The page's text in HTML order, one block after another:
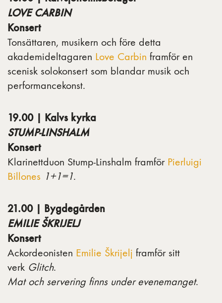
LOVE CARBIN
Konsert
Tonsättaren, musikern och före detta
akademideltagaren Love Carbin framför en
scenisk solokonsert som blandar musik och
performancekonst.
19.00 | Kalvs kyrka
STUMP-LINSHALM
Konsert
Klarinettduon Stump-Linshalm framför Pierluigi
Billones 1+1=1.
21.00 | Bygdegården
EMILIE ŠKRIJELJ
Konsert
Ackordeonisten Emilie Škrijelj framför sitt
verk Glitch.
Mat och servering finns under evenemanget.